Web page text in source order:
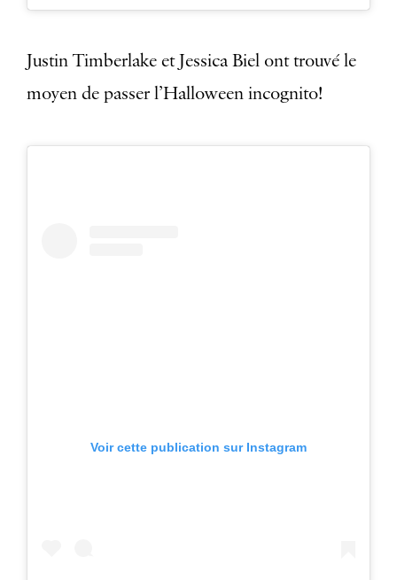
Justin Timberlake et Jessica Biel ont trouvé le
moyen de passer l’Halloween incognito!
Voir cette publication sur Instagram